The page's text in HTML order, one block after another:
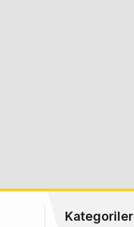
Kategoriler